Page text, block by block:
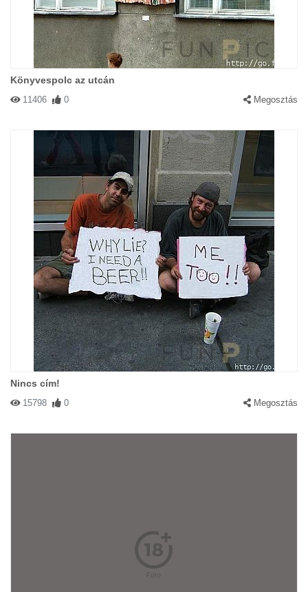
Könyvespolc az utcán
11406 0 Megosztás
Nincs cím!
15798 0 Megosztás